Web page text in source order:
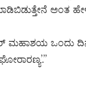
ಅಂತ
ಮಹಾಶಯ ಒಂದು